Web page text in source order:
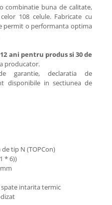
combinatie buna de calitate,
108 celule. Fabricate cu
permit o performanta optima
ani pentru produs si 30 de
producator.
garantie, declaratia de
disponibile in sectiunea de
tip N (TOPCon)
* 6))
spate intarita termic